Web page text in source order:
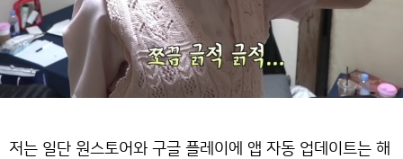
저는 일단 원스토어와 구글 플레이에 앱 자동 업데이트는 해